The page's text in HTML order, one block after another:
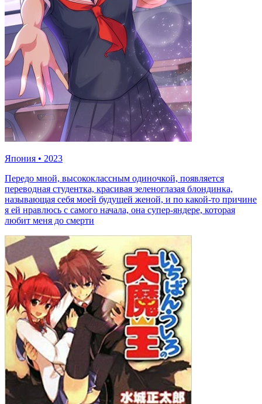
Япония • 2023
Передо мной, высококлассным одиночкой, появляется
переводная студентка, красивая зеленоглазая блондинка,
называющая себя моей будущей женой, и по какой-то причине
я ей нравлюсь с самого начала, она супер-яндере, которая
любит меня до смерти